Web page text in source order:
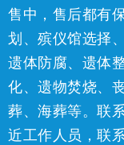
售中，售后都有
划、殡仪馆选择
遗体防腐、遗体
化、遗物焚烧、
葬、海葬等。 联
近工作人员，联